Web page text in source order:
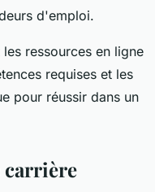
d'emploi.
ressources en ligne
requises et les
pour réussir dans un
carrière